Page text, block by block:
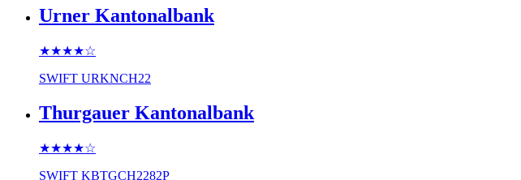
Urner Kantonalbank
★★★★☆
SWIFT URKNCH22
Thurgauer Kantonalbank
★★★★☆
SWIFT KBTGCH2282P